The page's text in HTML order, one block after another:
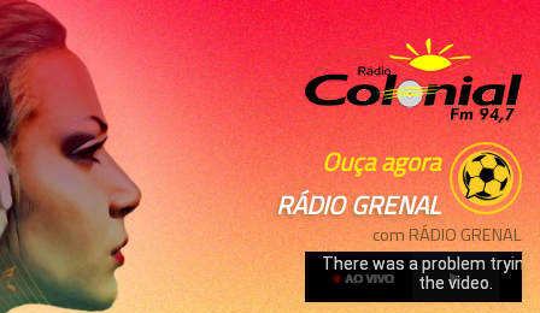
Ouça agora
RÁDIO GRENAL
com RÁDIO GRENAL